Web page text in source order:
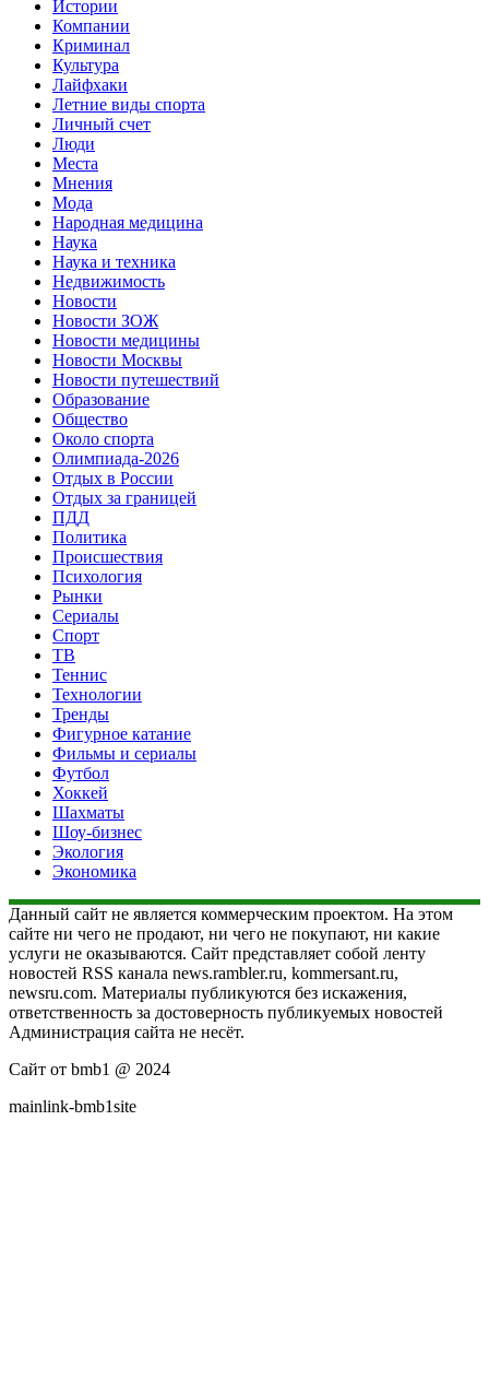
Истории
Компании
Криминал
Культура
Лайфхаки
Летние виды спорта
Личный счет
Люди
Места
Мнения
Мода
Народная медицина
Наука
Наука и техника
Недвижимость
Новости
Новости ЗОЖ
Новости медицины
Новости Москвы
Новости путешествий
Образование
Общество
Около спорта
Олимпиада-2026
Отдых в России
Отдых за границей
ПДД
Политика
Происшествия
Психология
Рынки
Сериалы
Спорт
ТВ
Теннис
Технологии
Тренды
Фигурное катание
Фильмы и сериалы
Футбол
Хоккей
Шахматы
Шоу-бизнес
Экология
Экономика
Данный сайт не является коммерческим проектом. На этом
сайте ни чего не продают, ни чего не покупают, ни какие
услуги не оказываются. Сайт представляет собой ленту
новостей RSS канала news.rambler.ru, kommersant.ru,
newsru.com. Материалы публикуются без искажения,
ответственность за достоверность публикуемых новостей
Администрация сайта не несёт.
Сайт от bmb1 @ 2024
mainlink-bmb1site